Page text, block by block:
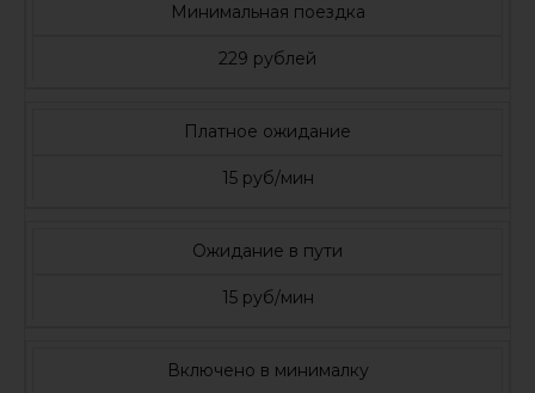
Минимальная поездка
229 рублей
Платное ожидание
15 руб/мин
Ожидание в пути
15 руб/мин
Включено в минималку